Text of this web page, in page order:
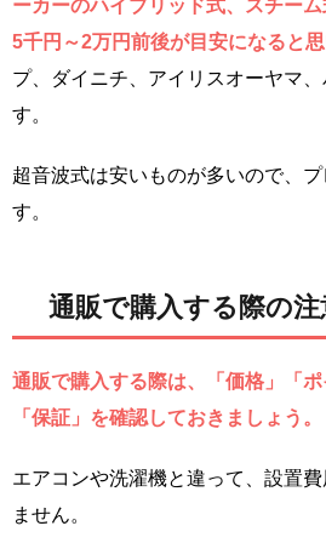
ーカーのハイブリッド式、スチー
5千円～2万円前後が目安になると思
プ、ダイニチ、アイリスオーヤマ
す。
超音波式は安いものが多いので、
す。
通販で購入する際の注
通販で購入する際は、「価格」「ポ
「保証」を確認しておきましょう。
エアコンや洗濯機と違って、設置
ません。